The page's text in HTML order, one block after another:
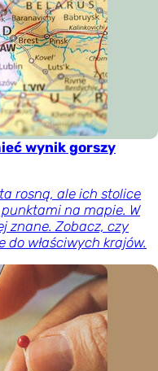
wynik gorszy
rosną, ale ich stolice
na mapie. W
znane. Zobacz, czy
do właściwych krajów.